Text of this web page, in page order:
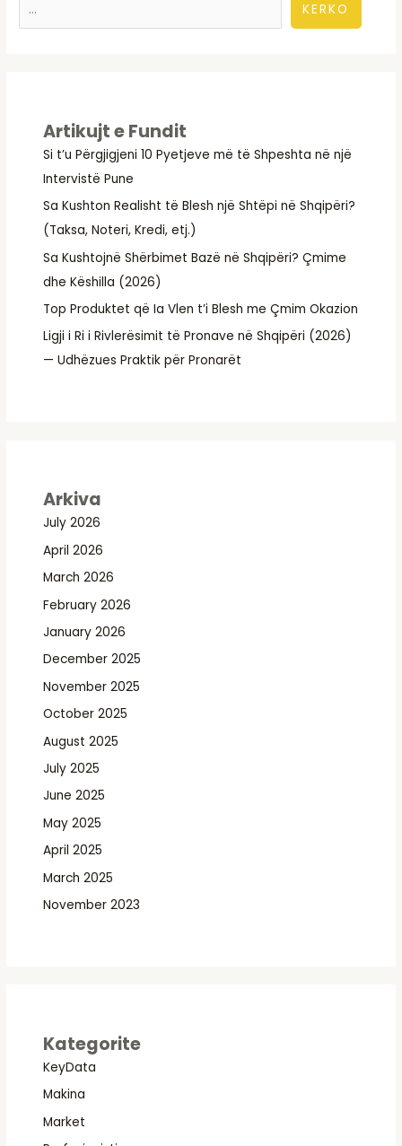
KERKO
Artikujt e Fundit
Si t’u Përgjigjeni 10 Pyetjeve më të Shpeshta në një
Intervistë Pune
Sa Kushton Realisht të Blesh një Shtëpi në Shqipëri?
(Taksa, Noteri, Kredi, etj.)
Sa Kushtojnë Shërbimet Bazë në Shqipëri? Çmime
dhe Këshilla (2026)
Top Produktet që Ia Vlen t’i Blesh me Çmim Okazion
Ligji i Ri i Rivlerësimit të Pronave në Shqipëri (2026)
— Udhëzues Praktik për Pronarët
Arkiva
July 2026
April 2026
March 2026
February 2026
January 2026
December 2025
November 2025
October 2025
August 2025
July 2025
June 2025
May 2025
April 2025
March 2025
November 2023
Kategorite
KeyData
Makina
Market